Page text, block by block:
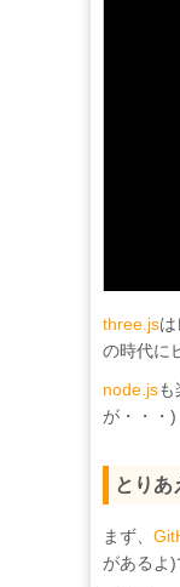
three.js
の時代に
node.js
が・・・)
とりあ
まず、
があるよ)